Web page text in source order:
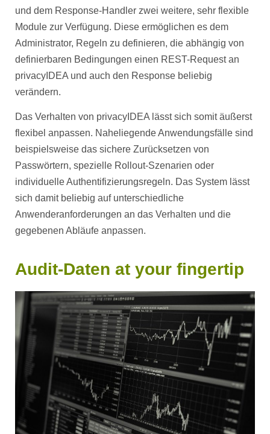
und dem Response-Handler zwei weitere, sehr flexible
Module zur Verfügung. Diese ermöglichen es dem
Administrator, Regeln zu definieren, die abhängig von
definierbaren Bedingungen einen REST-Request an
privacyIDEA und auch den Response beliebig
verändern.
Das Verhalten von privacyIDEA lässt sich somit äußerst
flexibel anpassen. Naheliegende Anwendungsfälle sind
beispielsweise das sichere Zurücksetzen von
Passwörtern, spezielle Rollout-Szenarien oder
individuelle Authentifizierungsregeln. Das System lässt
sich damit beliebig auf unterschiedliche
Anwenderanforderungen an das Verhalten und die
gegebenen Abläufe anpassen.
Audit-Daten at your fingertip